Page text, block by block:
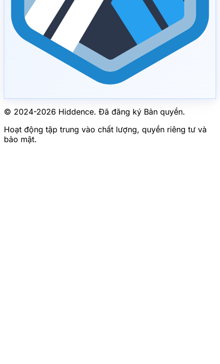
© 2024-2026 Hiddence. Đã đăng ký Bản quyền.
Hoạt động tập trung vào chất lượng, quyền riêng tư và
bảo mật.